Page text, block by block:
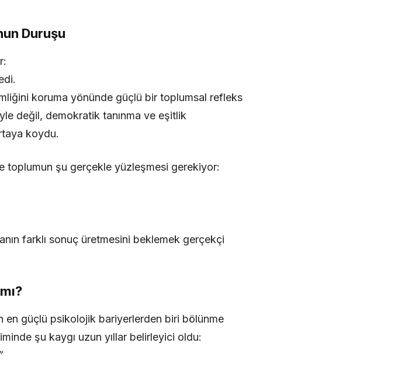
Duruşu
koruma yönünde güçlü bir toplumsal refleks
değil, demokratik tanınma ve eşitlik
koydu.
toplumun şu gerçekle yüzleşmesi gerekiyor:
farklı sonuç üretmesini beklemek gerçekçi
en güçlü psikolojik bariyerlerden biri bölünme
şu kaygı uzun yıllar belirleyici oldu: